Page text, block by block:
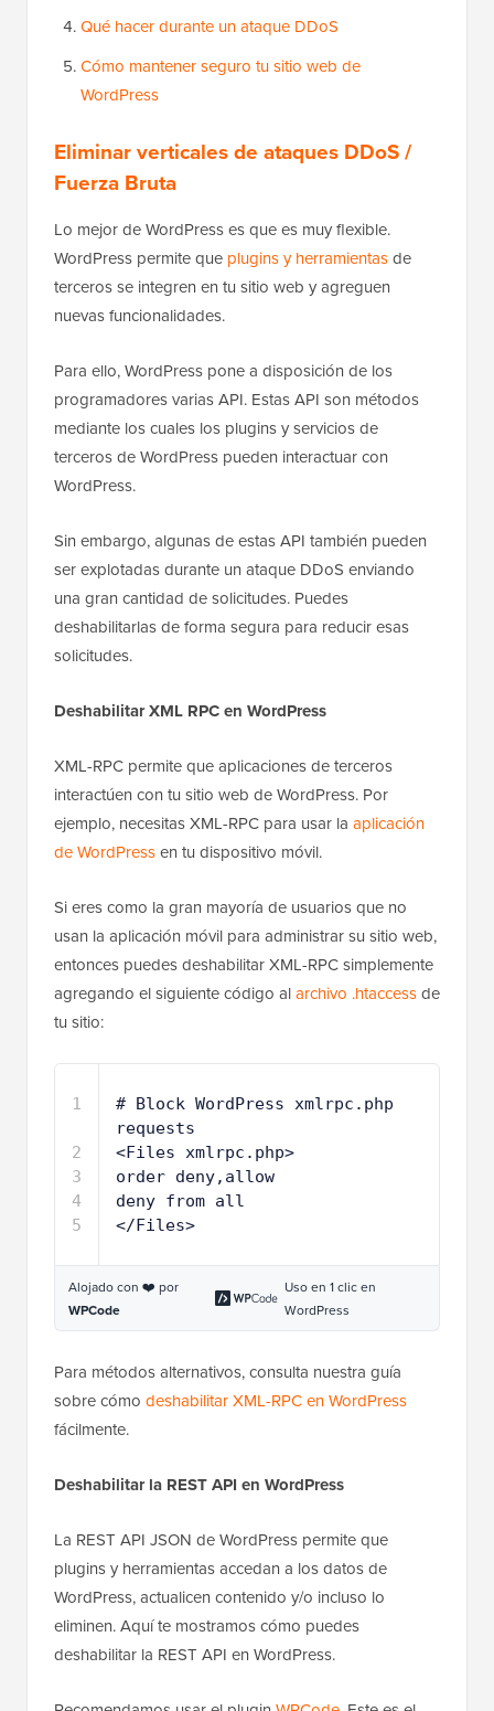
Qué hacer durante un ataque DDoS
Cómo mantener seguro tu sitio web de
WordPress
Eliminar verticales de ataques DDoS /
Fuerza Bruta
Lo mejor de WordPress es que es muy flexible.
WordPress permite que plugins y herramientasde
terceros se integren en tu sitio web y agreguen
nuevas funcionalidades.
Para ello, WordPress pone a disposición de los
programadores varias API. Estas API son métodos
mediante los cuales los plugins y servicios de
terceros de WordPress pueden interactuar con
WordPress.
Sin embargo, algunas de estas API también pueden
ser explotadas durante un ataque DDoS enviando
una gran cantidad de solicitudes. Puedes
deshabilitarlas de forma segura para reducir esas
solicitudes.
Deshabilitar XML RPC en WordPress
XML-RPC permite que aplicaciones de terceros
interactúen con tu sitio web de WordPress. Por
ejemplo, necesitas XML-RPC para usar la aplicación
de WordPressen tu dispositivo móvil.
Si eres como la gran mayoría de usuarios que no
usan la aplicación móvil para administrar su sitio web,
entonces puedes deshabilitar XML-RPC simplemente
agregando el siguiente código alarchivo .htaccessde
tu sitio:
1
2
3
4
5
# Block WordPress xmlrpc.php
requests
<Files xmlrpc.php>
order deny,allow
deny from all
</Files>
Alojado con ❤️ por
WPCode
Uso en 1 clic en
WordPress
Para métodos alternativos, consulta nuestra guía
sobre cómo deshabilitar XML-RPC en WordPress
fácilmente.
Deshabilitar la REST API en WordPress
La REST API JSON de WordPress permite que
plugins y herramientas accedan a los datos de
WordPress, actualicen contenido y/o incluso lo
eliminen. Aquí te mostramos cómo puedes
deshabilitar la REST API en WordPress.